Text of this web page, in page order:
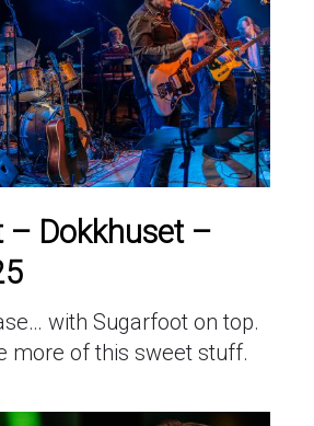
– Dokkhuset –
with Sugarfoot on top.
more of this sweet stuff.